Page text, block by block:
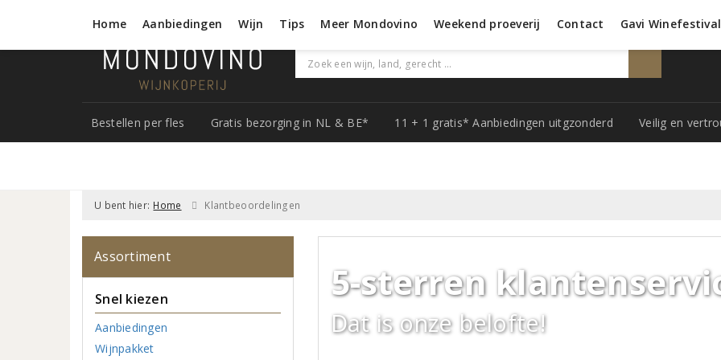
Bestellen per fles Gratis bezorging in NL & BE* 11 + 1 gratis* Aanbiedingen uitgzonderd Veilig en
Home Aanbiedingen Wijn Tips Meer Mondovino Weekend proeverij Contact Gavi Winefestival
U bent hier: Home Klantbeoordelingen
Assortiment
Snel kiezen
Aanbiedingen
Wijnpakket
5-sterren
Dat is onze belofte!